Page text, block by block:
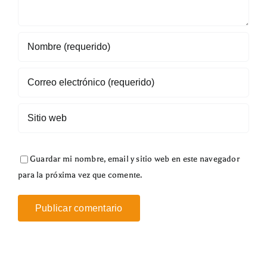
Guardar mi nombre, email y sitio web en este navegador
para la próxima vez que comente.